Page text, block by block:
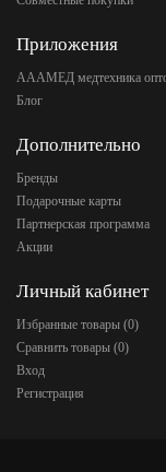
Приложения
АААМЕД медтехника
Блог
Дополнительно
Бренды
Подарочные карты
Партнерская программа
Акции
Личный кабинет
Избранные товары (0)
Сравнить товары (0)
Вход
Регистрация